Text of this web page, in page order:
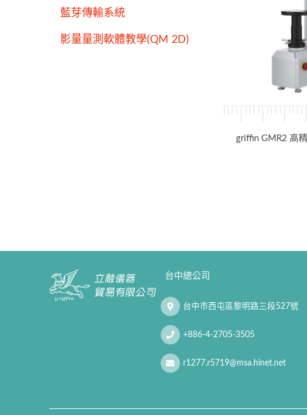
藍芽傳輸系統
影量量測軟體教學(QM 2D)
griffin GMR2 高
台中總公司
台中市西屯區黎明路三段527號
+886-4-2705-3505
r1277.r5719@msa.hinet.net